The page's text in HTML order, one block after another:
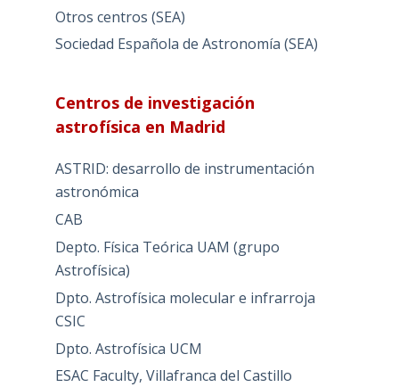
Otros centros (SEA)
Sociedad Española de Astronomía (SEA)
Centros de investigación
astrofísica en Madrid
ASTRID: desarrollo de instrumentación
astronómica
CAB
Depto. Física Teórica UAM (grupo
Astrofísica)
Dpto. Astrofísica molecular e infrarroja
CSIC
Dpto. Astrofísica UCM
ESAC Faculty, Villafranca del Castillo